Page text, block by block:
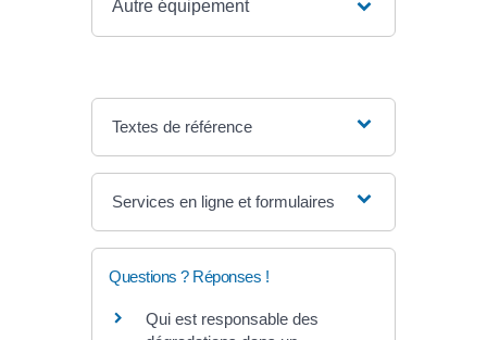
Autre équipement
Textes de référence
Services en ligne et formulaires
Questions ? Réponses !
Qui est responsable des